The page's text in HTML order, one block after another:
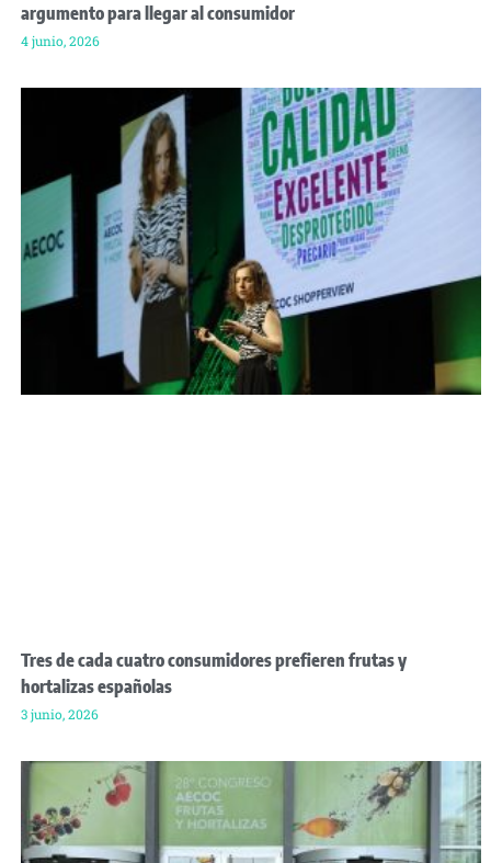
argumento para llegar al consumidor
4 junio, 2026
Tres de cada cuatro consumidores prefieren frutas y
hortalizas españolas
3 junio, 2026